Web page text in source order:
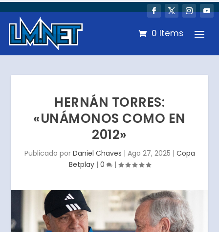
0 Items
HERNÁN TORRES:
«UNÁMONOS COMO EN
2012»
Publicado por Daniel Chaves | Ago 27, 2025 | Copa
Betplay| 0 |